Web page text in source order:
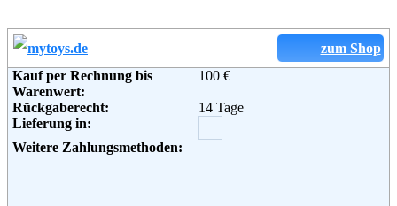
Weitere Zahlungsmethoden:
Adresse:
Amazon EU S.a.r.l.
2338 Luxemburg
Telefon:
zum Shop
Kauf per Rechnung bis
Warenwert:
100 €
Rückgaberecht:
14 Tage
Lieferung in:
Weitere Zahlungsmethoden: